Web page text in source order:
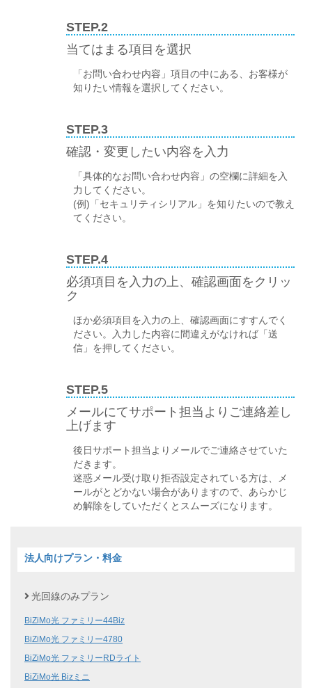
STEP.2
当てはまる項目を選択
「お問い合わせ内容」項目の中にある、お客様が
知りたい情報を選択してください。
STEP.3
確認・変更したい内容を入力
「具体的なお問い合わせ内容」の空欄に詳細を入
力してください。
(例)「セキュリティシリアル」を知りたいので教え
てください。
STEP.4
必須項目を入力の上、確認画面をクリッ
ク
ほか必須項目を入力の上、確認画面にすすんでく
ださい。入力した内容に間違えがなければ「送
信」を押してください。
STEP.5
メールにてサポート担当よりご連絡差し
上げます
後日サポート担当よりメールでご連絡させていた
だきます。
迷惑メール受け取り拒否設定されている方は、メ
ールがとどかない場合がありますので、あらかじ
め解除をしていただくとスムーズになります。
法人向けプラン・料金
光回線のみプラン
BiZiMo光 ファミリー44Biz
BiZiMo光 ファミリー4780
BiZiMo光 ファミリーRDライト
BiZiMo光 Bizミニ